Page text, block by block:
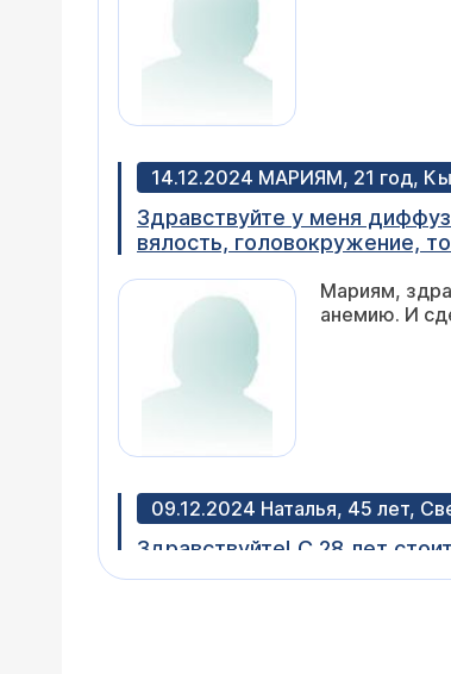
14.12.2024 МАРИЯМ, 21 год,
Здравствуйте у меня
вялость, головокружение,
Мариям,
анемию. И
09.12.2024 Наталья, 45 лет,
Здравствуйте! С 28 лет
повышен, назначили 75/
Наталья,
опрошу вас,